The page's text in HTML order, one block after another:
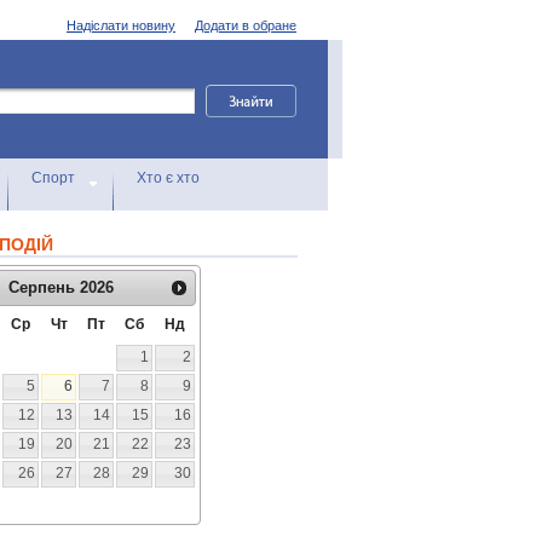
Додати в обране
Надіслати новину
Спорт Хто є хто
Серпень 2026
Ср Чт Пт Сб
Нд
1
2
5 6 7 8
9
12 13 14 15
16
19 20 21 22
23
26 27 28 29
30